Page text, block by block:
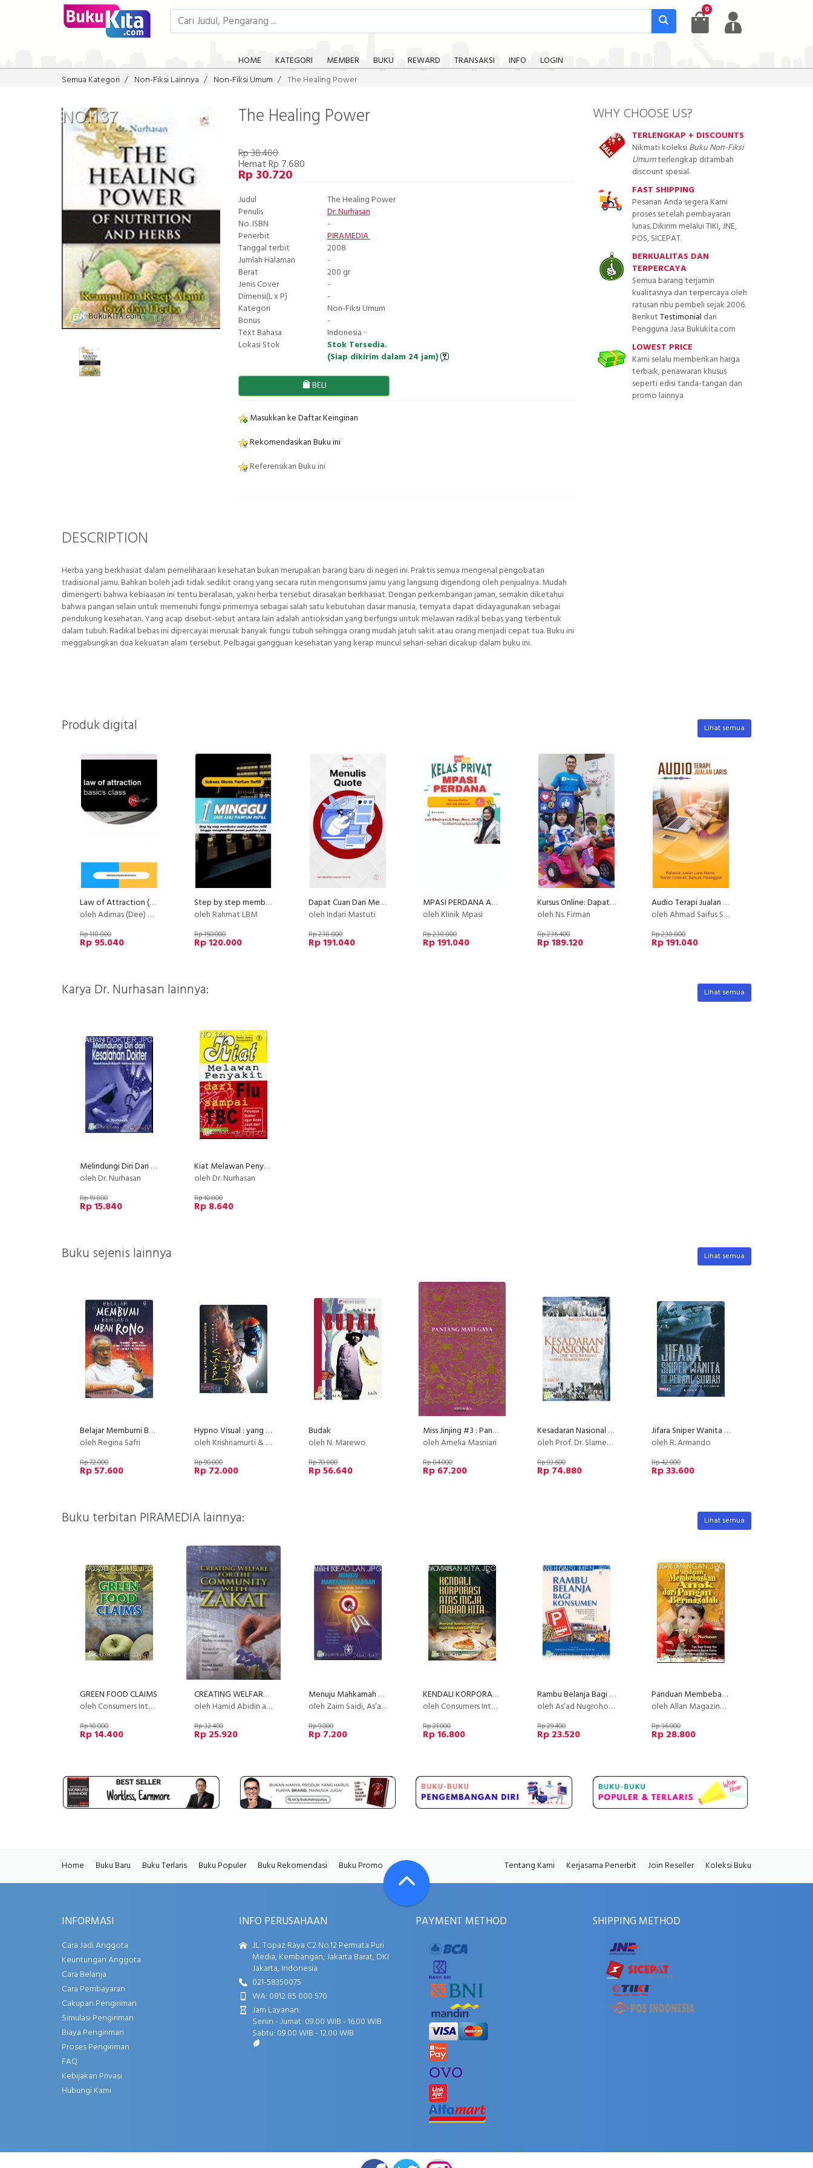
0
HOME KATEGORI MEMBER BUKU REWARD TRANSAKSI INFO
LOGIN
Semua Kategori
Non-Fiksi Lainnya Non-Fiksi Umum The Healing Power
The Healing Power
Rp 38.400
Hemat Rp 7.680
Rp 30.720
Judul
The Healing Power
Penulis
Dr. Nurhasan
No. ISBN
-
Penerbit
PIRAMEDIA
Tanggal terbit
2008
Jumlah Halaman
-
Berat
200 gr
Jenis Cover
-
Dimensi(L x P)
-
Kategori
Non-Fiksi Umum
Bonus
-
Text Bahasa
Indonesia ··
Lokasi Stok
Stok Tersedia.
(Siap dikirim dalam 24 jam)
BELI
Masukkan ke Daftar Keinginan
Rekomendasikan Buku ini
Referensikan Buku ini
DESCRIPTION
Herba yang berkhasiat dalam pemeliharaan kesehatan bukan merupakan barang baru di negeri ini. Praktis semua mengenal pengobatan
tradisional jamu. Bahkan boleh jadi tidak sedikit orang yang secara rutin mengonsumsi jamu yang langsung digendong oleh penjualnya. Mudah
dimengerti bahwa kebiaasan ini tentu beralasan, yakni herba tersebut dirasakan berkhasiat. Dengan perkembangan jaman, semakin diketahui
bahwa pangan selain untuk memenuhi fungsi primernya sebagai salah satu kebutuhan dasar manusia, ternyata dapat didayagunakan sebagai
pendukung kesehatan. Yang acap disebut-sebut antara lain adalah antioksidan yang berfungsi untuk melawan radikal bebas yang terbentuk
dalam tubuh. Radikal bebas ini dipercayai merusak banyak fungsi tubuh sehingga orang mudah jatuh sakit atau orang menjadi cepat tua. Buku ini
meggabungkan dua kekuatan alam tersebut. Pelbagai gangguan kesehatan yang kerap muncul sehari-sehari dicakup dalam buku ini.
WHY CHOOSE US?
TERLENGKAP + DISCOUNTS
Nikmati koleksiBuku Non-Fiksi
Umumterlengkap ditambah
discount spesial.
FAST SHIPPING
Pesanan Anda segera Kami
proses setelah pembayaran
lunas. Dikirim melalui TIKI, JNE,
POS, SICEPAT.
BERKUALITAS DAN
TERPERCAYA
Semua barang terjamin
kualitasnya dan terpercaya oleh
ratusan ribu pembeli sejak 2006.
BerikutTestimonial dari
Pengguna Jasa Bukukita.com
LOWEST PRICE
Kami selalu memberikan harga
terbaik, penawaran khusus
seperti edisi tanda-tangan dan
promo lainnya
Produk digital Lihat semua
Law of Attraction (LOA) - Basic
oleh Adimas (Dee) Wirajayanagara (Lesmana)
Rp 118.800
Rp 95.040
Step by step membuka usaha parfum refill
oleh Rahmat LBM
Rp 150.000
Rp 120.000
Dapat Cuan Dari Menulis Quote
oleh Indari Mastuti
Rp 238.800
Rp 191.040
MPASI PERDANA ACADEMY (by Klinik MPASI)
oleh Klinik Mpasi
Rp 238.800
Rp 191.040
Kursus Online: Dapat Cuan Dollar & Penghasilan dari Facebook [Ecourse Facebook Mastery]
oleh Ns. Firman
Rp 236.400
Rp 189.120
Audio Terapi Jualan Laris
oleh Ahmad Saifus Salam
Rp 238.800
Rp 191.040
Karya Dr. Nurhasan lainnya: Lihat semua
Melindungi Diri Dari Kesalahan Dokter
oleh Dr. Nurhasan
Rp 19.800
Rp 15.840
Kiat Melawan Penyakit dari Flu sampai TBC
oleh Dr. Nurhasan
Rp 10.800
Rp 8.640
Buku sejenis lainnya Lihat semua
Belajar Membumi Bersama Mbah Rono
oleh Regina Safri
Rp 72.000
Rp 57.600
Hypno Visual : yang cantik pun belum tentu disukai
oleh Krishnamurti & Vanditya P. Niestra
Rp 90.000
Rp 72.000
Budak
oleh N. Marewo
Rp 70.800
Rp 56.640
Miss Jinjing #3 : Pantang Mati Gaya
oleh Amelia Masniari
Rp 84.000
Rp 67.200
Kesadaran Nasional Jilid II
oleh Prof. Dr. Slamet Muljana
Rp 93.600
Rp 74.880
Jifara Sniper Wanita Di Perang Suriah
oleh R. Armando
Rp 42.000
Rp 33.600
Buku terbitan PIRAMEDIA lainnya: Lihat semua
GREEN FOOD CLAIMS
oleh Consumers International
Rp 18.000
Rp 14.400
CREATING WELFARE FOR THE COMMUNITY WITH ZAKAT
oleh Hamid Abidin and Kurniawati
Rp 32.400
Rp 25.920
Menuju Mahkamah Keadilan (2009)
oleh Zaim Saidi, As’ad Nugroho, Sudaryatmo, Yusuf Shofie
Rp 9.000
Rp 7.200
KENDALI KORPORASI ATAS MEJA MAKAN KITA
oleh Consumers International
Rp 21.000
Rp 16.800
Rambu Belanja Bagi Konsumen (2008)
oleh As’ad Nugroho, dr. Nurhasan, Lies Pramana Sari, SP, dkk
Rp 29.400
Rp 23.520
Panduan Membebaskan Anak dari Pangan Bermasalah
oleh Allan Magaziner, D.O; Penyadur: dr. Nurhasan
Rp 36.000
Rp 28.800
Home Buku Baru Buku Terlaris Buku Populer Buku Rekomendasi Buku Promo Tentang Kami Kerjasama Penerbit Join Reseller Koleksi Buku
INFORMASI
Cara Jadi Anggota
Keuntungan Anggota
Cara Belanja
Cara Pembayaran
Cakupan Pengiriman
Simulasi Pengiriman
Biaya Pengiriman
Proses Pengiriman
FAQ
Kebijakan Privasi
Hubungi Kami
INFO PERUSAHAAN
JL. Topaz Raya C2 No.12 Permata Puri
Media, Kembangan, Jakarta Barat, DKI
Jakarta, Indonesia
021-58350075
WA: 0812 85 000 570
Jam Layanan:
Senin - Jumat: 09.00 WIB - 16.00 WIB
Sabtu: 09.00 WIB - 12.00 WIB
PAYMENT METHOD SHIPPING METHOD